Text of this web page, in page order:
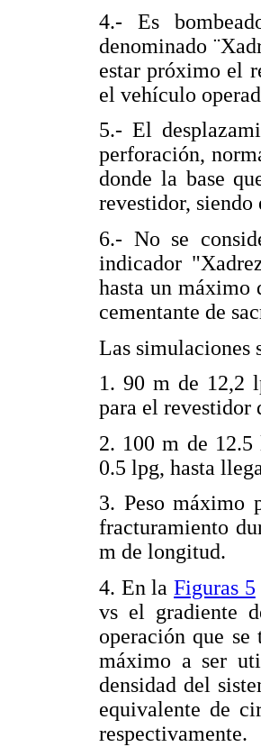
4.- Es
denominado
estar próximo el
el vehículo
5.- El
perforación,
donde la base
revestidor,
6.- No se
indicador
hasta un máximo
cementante de
Las simulaciones
1. 90 m de 12,2
para el revestidor
2. 100 m de 12.5
0.5 lpg, hasta
3. Peso máximo
fracturamiento
m de longitud.
4. En laFiguras 5
vs el gradiente
operación que se
máximo a ser
densidad del
equivalente de
respectivamente.